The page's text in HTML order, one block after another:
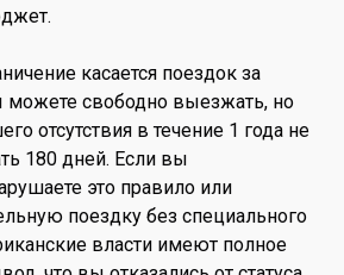
касается поездок за
свободно выезжать, но
отсутствия в течение 1 года не
180 дней. Если вы
это правило или
поездку без специального
власти имеют полное